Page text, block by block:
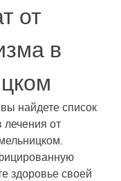
от
в
найдете список
лечения от
здоровье своей